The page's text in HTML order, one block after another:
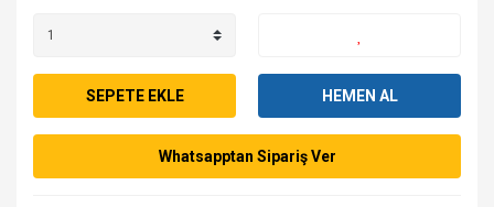
SEPETE EKLE HEMEN AL
Whatsapptan Sipariş Ver